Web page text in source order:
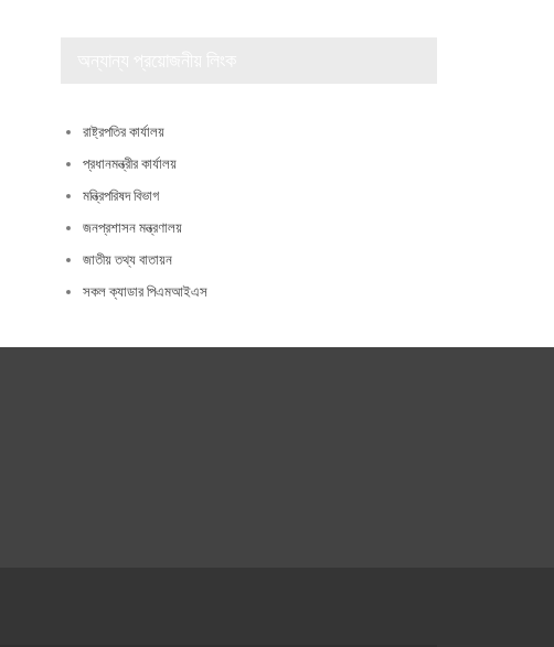
রাষ্ট্রপতির কার্যালয়
প্রধানমন্ত্রীর কার্যালয়
মন্ত্রিপরিষদ বিভাগ
জনপ্রশাসন মন্ত্রণালয়
জাতীয় তথ্য বাতায়ন
সকল ক্যাডার পিএমআইএস